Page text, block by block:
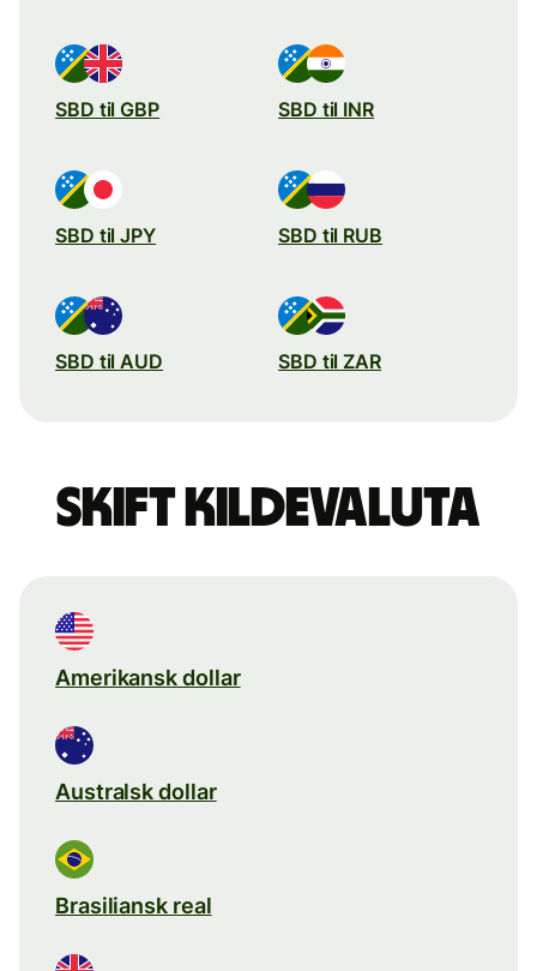
SBD til GBP SBD til INR
SBD til JPY SBD til RUB
SBD til AUD SBD til ZAR
Skift kildevaluta
Amerikansk dollar
Australsk dollar
Brasiliansk real